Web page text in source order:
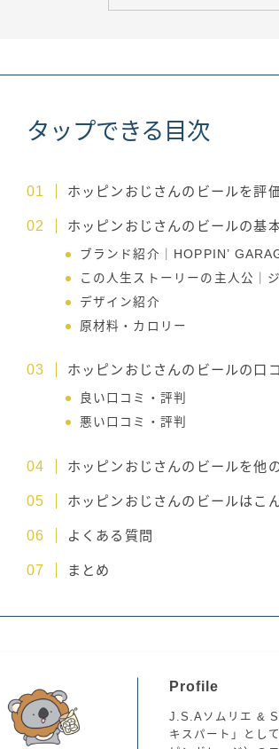
タップできる目次
ホッピンおじさんのビールを評
ホッピンおじさんのビールの基
ブランド紹介｜HOPPIN’
この人生ストーリーの主人公｜
デザイン紹介
原材料・カロリー
ホッピンおじさんのビールの口
良い口コミ・評判
悪い口コミ・評判
ホッピンおじさんのビールを他
ホッピンおじさんのビールはこ
よくある質問
まとめ
Profile
J.S.Aソムリエ &
キスパート」とし